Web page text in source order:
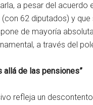
a pesar del
62 diputados) y
de mayoría
a través del
allá de las pensiones”
refleja un